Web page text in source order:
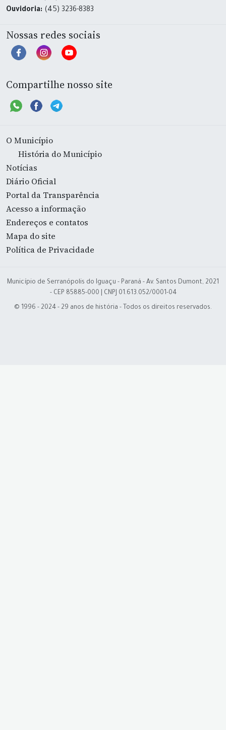
Ouvidoria: (45) 3236-8383
Nossas redes sociais
Compartilhe nosso site
O Município
História do Município
Notícias
Diário Oficial
Portal da Transparência
Acesso a informação
Endereços e contatos
Mapa do site
Política de Privacidade
Município de Serranópolis do Iguaçu - Paraná - Av. Santos Dumont, 2021
- CEP 85885-000 | CNPJ 01.613.052/0001-04
© 1996 - 2024 - 29 anos de história - Todos os direitos reservados.